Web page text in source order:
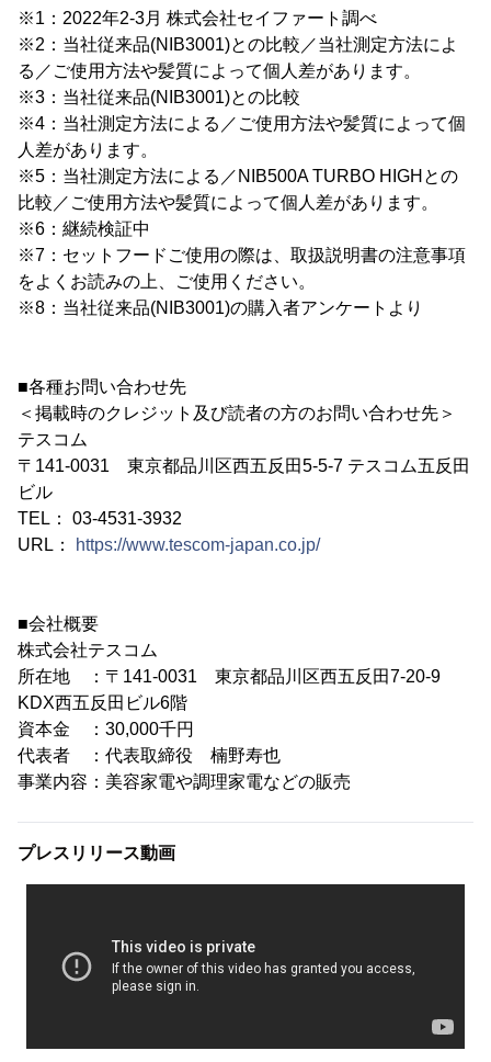
※1：2022年2-3月 株式会社セイファート調べ
※2：当社従来品(NIB3001)との比較／当社測定方法によ
る／ご使用方法や髪質によって個人差があります。
※3：当社従来品(NIB3001)との比較
※4：当社測定方法による／ご使用方法や髪質によって個
人差があります。
※5：当社測定方法による／NIB500A TURBO HIGHとの
比較／ご使用方法や髪質によって個人差があります。
※6：継続検証中
※7：セットフードご使用の際は、取扱説明書の注意事項
をよくお読みの上、ご使用ください。
※8：当社従来品(NIB3001)の購入者アンケートより
■各種お問い合わせ先
＜掲載時のクレジット及び読者の方のお問い合わせ先＞
テスコム
〒141-0031 東京都品川区西五反田5-5-7 テスコム五反田
ビル
TEL： 03-4531-3932
URL：
https://www.tescom-japan.co.jp/
■会社概要
株式会社テスコム
所在地 ：〒141-0031 東京都品川区西五反田7-20-9
KDX西五反田ビル6階
資本金 ：30,000千円
代表者 ：代表取締役 楠野寿也
事業内容：美容家電や調理家電などの販売
プレスリリース動画